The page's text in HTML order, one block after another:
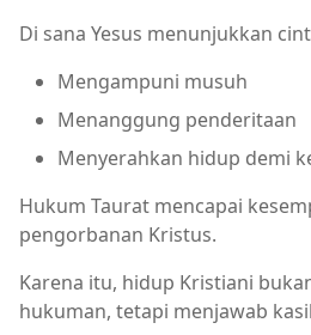
Di sana Yesus menunjukkan
Mengampuni musuh
Menanggung penderitaan
Menyerahkan hidup demi
Hukum Taurat mencapai
pengorbanan Kristus.
Karena itu, hidup Kristiani
hukuman, tetapi menjawab